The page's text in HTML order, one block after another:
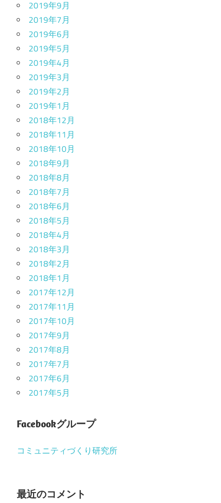
2019年9月
2019年7月
2019年6月
2019年5月
2019年4月
2019年3月
2019年2月
2019年1月
2018年12月
2018年11月
2018年10月
2018年9月
2018年8月
2018年7月
2018年6月
2018年5月
2018年4月
2018年3月
2018年2月
2018年1月
2017年12月
2017年11月
2017年10月
2017年9月
2017年8月
2017年7月
2017年6月
2017年5月
Facebookグループ
コミュニティづくり研究所
最近のコメント